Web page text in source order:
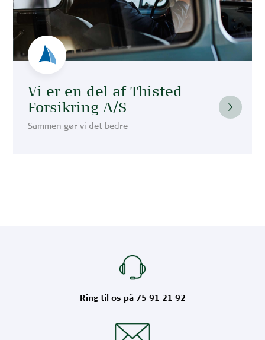
Vi er en del af Thisted
Forsikring A/S
Sammen gør vi det bedre
Ring til os på 75 91 21 92